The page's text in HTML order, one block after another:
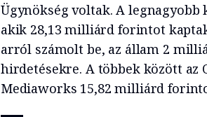
Ügynökség voltak. A legnagyobb
akik 28,13 milliárd forintot
arról számolt be, az állam 2
hirdetésekre. A többek között az
Mediaworks 15,82 milliárd